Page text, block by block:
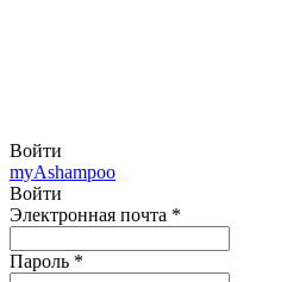
Войти
myAshampoo
Войти
Электронная почта *
Пароль *